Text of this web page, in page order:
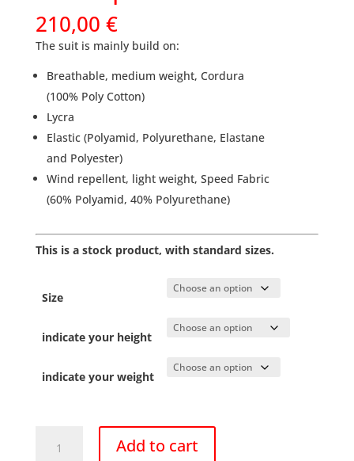
210,00 €
The suit is mainly build on:
Breathable, medium weight, Cordura
(100% Poly Cotton)
Lycra
Elastic (Polyamid, Polyurethane, Elastane
and Polyester)
Wind repellent, light weight, Speed Fabric
(60% Polyamid, 40% Polyurethane)
This is a stock product, with standard sizes.
Size
indicate your height
indicate your weight
PP01J
Add to cart